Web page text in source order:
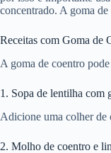
concentrado. A goma de
Receitas com Goma de
A goma de coentro
1. Sopa de lentilha com
Adicione uma colher de
2. Molho de coentro e